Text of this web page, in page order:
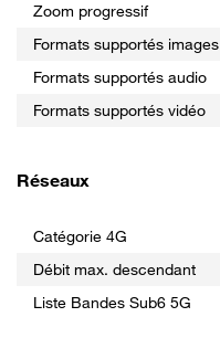
Zoom progressif
Formats supportés images
Formats supportés audio
Formats supportés vidéo
Réseaux
Catégorie 4G
Débit max. descendant
Liste Bandes Sub6 5G